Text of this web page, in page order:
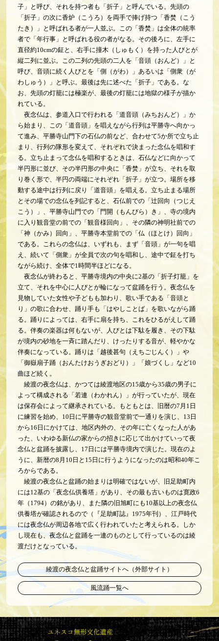
子」と呼び、それを持つ者も「折子」と呼んでいる。先頭の
「折子」の次に香炉（こうろ）を両手で捧げ持つ「香焚（こう
たき）」と呼ばれる者が一人並ぶ。この「香焚」は全体の統率
者で「年行事」と呼ばれる役の者がなる。その後ろに、左手に
直径約10cmの鉦と、右手に撞木（しゅもく）を持った人びとが
縦二列に並ぶ。この二列の先頭の二人を「音頭（おんど）」と
呼び、音頭に続く人びとを「側（がわ）」あるいは「側衆（が
わしゅう）」と呼ぶ。最後は先に述べた「折子」である。な
お、先頭の灯籠には極楽が、最後の灯籠には地獄の様子が描か
れている。
夜念仏は、参道入口で行われる「道音頭（みちおんど）」か
ら始まり、この「道音頭」を唱えながら行列は平勝寺へ向かっ
て進み、平勝寺山門下の石仏の前など、合わせて5か所で立ち止
まり、行列の隊形を変えて、それぞれで決まった念仏を唱和す
る。立ち止まって念仏を唱和するときは、石仏などに向かって
半円形に並び、その半円形の中央に「香焚」が立ち、それを取
り巻く形で、半円の両端にそれぞれ「折子」が立つ。場所を移
動する途中は行列に戻り「道音頭」を唱える。立ち止まる場所
とその場での念仏を列記すると、石仏前での「辻回向（つじえ
こう）」、平勝寺山門での「門開（もんびら）き」、寺の境内
に入り観音堂の前での「観音様回向」、その隣の神明社前での
「神（かみ）回向」、平勝寺本堂前での「仏（ほとけ）回向」
である。これらの念仏は、いずれも、まず「音頭」が一句を唱
え、続いて「側衆」が全員で次の句を唱和し、途中で鉦を打ち
ながら続け、全体で1時間半ほどになる。
夜念仏が終わると、平勝寺境内の中央に2基の「折子灯籠」を
立て、それを中心に人びとが輪になって盆踊を行う。夜念仏を
見物していた女性や子どもも加わり、歌い手である「音頭と
り」の歌に合わせ、踊り手も「はやしことば」を歌いながら踊
る。踊りによっては、右手に扇を持ち、これをひるがえして踊
る。伴奏の楽器は何もないが、人びとは下駄を履き、その下駄
が境内の砂地を一斉に踏んだり、けったりする音が、軽やかな
伴奏になっている。踊りは「越後甚句（えちごじんく）」や
「御嶽扇子踊（おんたけおうぎおどり）」「娘づくし」など10
曲ほど続く。
綾渡の夜念仏は、かつては綾渡地区の15歳から35歳の男子に
よって構成される「若連（わかれん）」が行っていたが、現在
は保存会によって継承されている。もともとは、旧暦の7月1日
に練習を始め、10日に平勝寺の観音堂前で一通りを演じ、13日
から16日にかけては、地区内外の、その年に亡くなった人があ
った、いわゆる新仏の家からの招きに応じて出かけていって夜
念仏と盆踊を披露し、17日には平勝寺境内で演じた。現在のよ
うに、新暦の8月10日と15日に行うようになったのは昭和40年こ
ろからである。
綾渡の夜念仏と盆踊の始まりは明確ではないが、旧足助町内
には12基の「夜念仏供養塔」があり、その最も古いものは寛政6
年（1794）の銘があり、また隣の旧旭町にも10基以上の夜念仏
供養塔が確認されるので（『足助町誌』1975年刊）、江戸時代
には夜念仏が周辺各地で広く行われていたと考えられる。しか
し現在も、夜念仏と盆踊を一連のものとして行っているのは綾
渡だけとなっている。
綾渡の夜念仏と盆踊サイトへ（外部サイト）
風流踊一覧へ